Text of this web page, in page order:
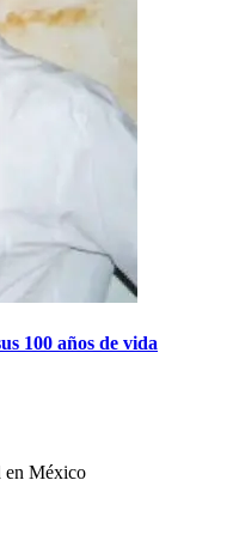
100 años de vida
en México